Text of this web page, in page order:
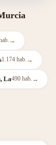
→
1.174 hab. →
La490 hab. →